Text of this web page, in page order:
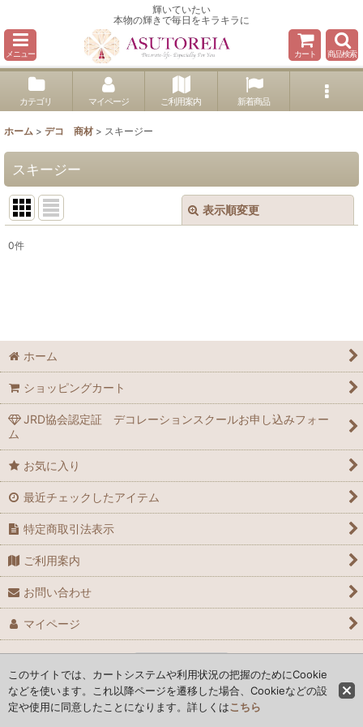
輝いていたい
本物の輝きで毎日をキラキラに
メニュー カート 商品検索
カテゴリ マイページ ご利用案内 新着商品
ホーム > デコ 商材 > スキージー
スキージー
表示順変更
絞り込む
0件
ホーム
ショッピングカート
JRD協会認定証 デコレーションスクールお申し込みフォー
ム
お気に入り
最近チェックしたアイテム
特定商取引法表示
ご利用案内
お問い合わせ
マイページ
PCサイト
Copyright ©︎ ASUTOREIA
このサイトでは、カートシステムや利用状況の把握のためにCookie
などを使います。これ以降ページを遷移した場合、Cookieなどの設
定や使用に同意したことになります。詳しくはこちら